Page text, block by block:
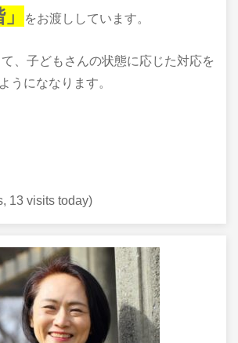
をお渡ししています。
、子どもさんの状態に応じた対応を
うにななります。
13 visits today)